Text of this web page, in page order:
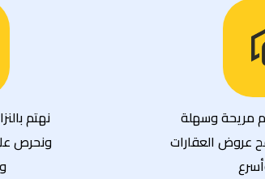
مريحة وسهلة
عروض العقارات
نهتم
ونحرص